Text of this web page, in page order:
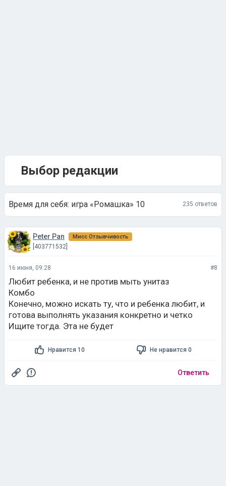
Выбор редакции
Время для себя: игра «Ромашка» 10 235 ответов
Peter Pan Мисс Отзывчивость
[403771532]
16 июня, 09:28 #8
Любит ребенка, и не против мыть унитаз
Комбо
Конечно, можно искать ту, что и ребенка любит, и
готова выполнять указания конкретно и четко
Ищите тогда. Эта не будет
Нравится 10 Не нравится 0
Ответить